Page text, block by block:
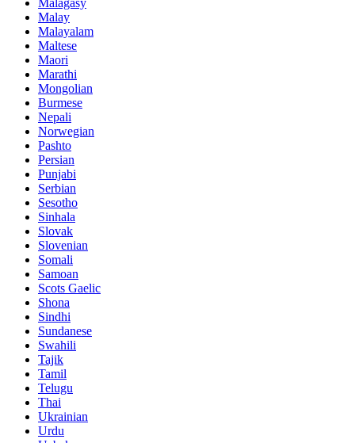
Malay
Malayalam
Maltese
Maori
Marathi
Mongolian
Burmese
Nepali
Norwegian
Pashto
Persian
Punjabi
Serbian
Sesotho
Sinhala
Slovak
Slovenian
Somali
Samoan
Scots Gaelic
Shona
Sindhi
Sundanese
Swahili
Tajik
Tamil
Telugu
Thai
Ukrainian
Urdu